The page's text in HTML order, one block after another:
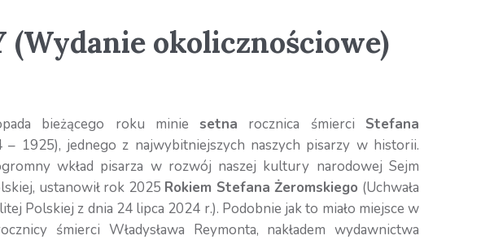
(Wydanie okolicznościowe)
bieżącego roku miniesetna rocznica śmierci Stefana
– 1925), jednego z najwybitniejszych naszych pisarzy w historii.
wkład pisarza w rozwój naszej kultury narodowej Sejm
ustanowił rok 2025 Rokiem Stefana Żeromskiego (Uchwała
Polskiej z dnia 24 lipca 2024 r.). Podobnie jak to miało miejsce w
śmierci Władysława Reymonta, nakładem wydawnictwa